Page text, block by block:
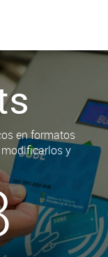
en formatos
y